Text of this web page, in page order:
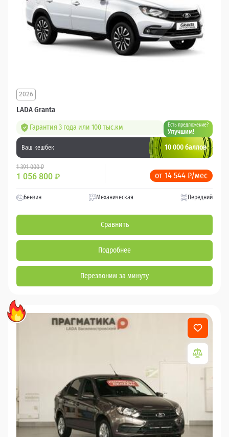
LADA Granta
2026
Гарантия 3 года или 100 тыс.км Есть предложение?
Улучшим!
Ваш кешбек 10 000 баллов
1 391 000 ₽
1 056 800 ₽ от 14 544 ₽/мес
Бензин Механическая Передний
Сравнить
Подробнее
Перезвоним за минуту